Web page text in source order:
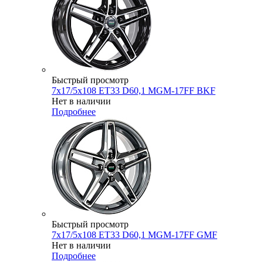
Быстрый просмотр
7x17/5x108 ET33 D60,1 MGM-17FF BKF
Нет в наличии
Подробнее
Быстрый просмотр
7x17/5x108 ET33 D60,1 MGM-17FF GMF
Нет в наличии
Подробнее